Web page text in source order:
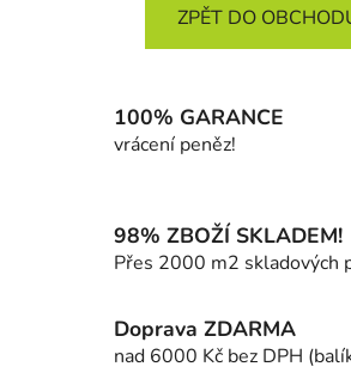
ZPĚT DO
100% GARANCE
vrácení peněz!
98% ZBOŽÍ SKLADEM!
Přes 2000 m2 skladových
Doprava ZDARMA
nad 6000 Kč bez DPH